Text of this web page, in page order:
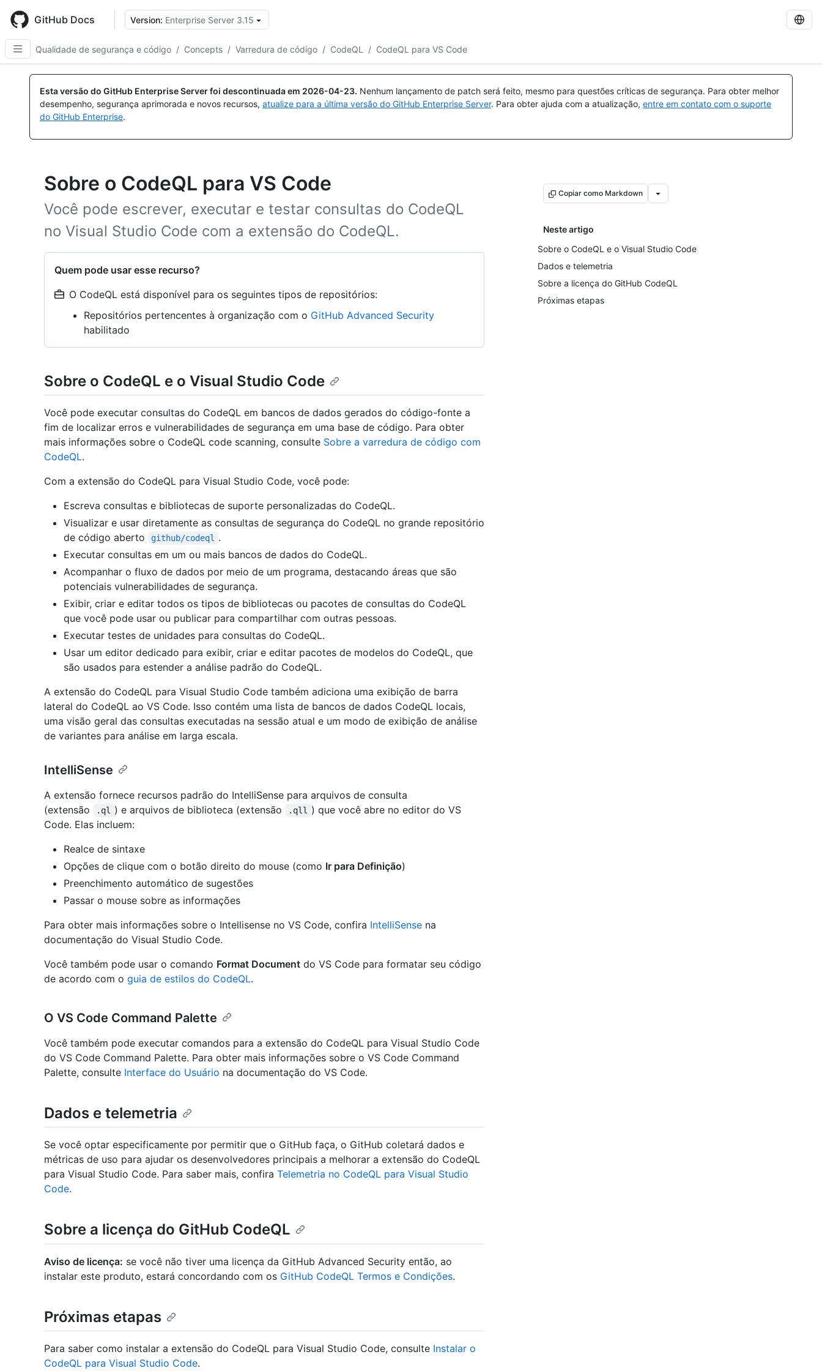
main
content
GitHub Docs Version: Enterprise Server 3.15
Qualidade de segurança e código / Concepts / Varredura de código / CodeQL / CodeQL para VS Code
Esta versão do GitHub Enterprise Server foi descontinuada em 2026-04-23. Nenhum lançamento de patch será feito, mesmo para questões críticas de segurança. Para obter melhor
desempenho, segurança aprimorada e novos recursos, atualize para a última versão do GitHub Enterprise Server. Para obter ajuda com a atualização, entre em contato com o suporte
do GitHub Enterprise.
Sobre o CodeQL para VS Code
Você pode escrever, executar e testar consultas do CodeQL
no Visual Studio Code com a extensão do CodeQL.
Quem pode usar esse recurso?
O CodeQL está disponível para os seguintes tipos de repositórios:
Repositórios pertencentes à organização com o GitHub Advanced Security
habilitado
Copiar como Markdown
Neste artigo
Sobre o CodeQL e o Visual Studio Code
Dados e telemetria
Sobre a licença do GitHub CodeQL
Próximas etapas
Sobre o CodeQL e o Visual Studio Code
Você pode executar consultas do CodeQL em bancos de dados gerados do código-fonte a
fim de localizar erros e vulnerabilidades de segurança em uma base de código. Para obter
mais informações sobre o CodeQL code scanning, consulte Sobre a varredura de código com
CodeQL.
Com a extensão do CodeQL para Visual Studio Code, você pode:
Escreva consultas e bibliotecas de suporte personalizadas do CodeQL.
Visualizar e usar diretamente as consultas de segurança do CodeQL no grande repositório
de código aberto
github/codeql
.
Executar consultas em um ou mais bancos de dados do CodeQL.
Acompanhar o fluxo de dados por meio de um programa, destacando áreas que são
potenciais vulnerabilidades de segurança.
Exibir, criar e editar todos os tipos de bibliotecas ou pacotes de consultas do CodeQL
que você pode usar ou publicar para compartilhar com outras pessoas.
Executar testes de unidades para consultas do CodeQL.
Usar um editor dedicado para exibir, criar e editar pacotes de modelos do CodeQL, que
são usados para estender a análise padrão do CodeQL.
A extensão do CodeQL para Visual Studio Code também adiciona uma exibição de barra
lateral do CodeQL ao VS Code. Isso contém uma lista de bancos de dados CodeQL locais,
uma visão geral das consultas executadas na sessão atual e um modo de exibição de análise
de variantes para análise em larga escala.
IntelliSense
A extensão fornece recursos padrão do IntelliSense para arquivos de consulta
(extensão
.ql ) e arquivos de biblioteca (extensão .qll
) que você abre no editor do VS
Code. Elas incluem:
Realce de sintaxe
Opções de clique com o botão direito do mouse (como Ir para Definição)
Preenchimento automático de sugestões
Passar o mouse sobre as informações
Para obter mais informações sobre o Intellisense no VS Code, confira IntelliSense na
documentação do Visual Studio Code.
Você também pode usar o comando Format Document do VS Code para formatar seu código
de acordo com o guia de estilos do CodeQL.
O VS Code Command Palette
Você também pode executar comandos para a extensão do CodeQL para Visual Studio Code
do VS Code Command Palette. Para obter mais informações sobre o VS Code Command
Palette, consulte Interface do Usuário na documentação do VS Code.
Dados e telemetria
Se você optar especificamente por permitir que o GitHub faça, o GitHub coletará dados e
métricas de uso para ajudar os desenvolvedores principais a melhorar a extensão do CodeQL
para Visual Studio Code. Para saber mais, confira Telemetria no CodeQL para Visual Studio
Code.
Sobre a licença do GitHub CodeQL
Aviso de licença: se você não tiver uma licença da GitHub Advanced Security então, ao
instalar este produto, estará concordando com os GitHub CodeQL Termos e Condições.
Próximas etapas
Para saber como instalar a extensão do CodeQL para Visual Studio Code, consulte Instalar o
CodeQL para Visual Studio Code.